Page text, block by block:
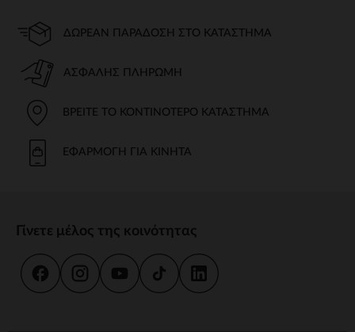
ΔΩΡΕΆΝ ΠΑΡΆΔΟΣΗ ΣΤΟ ΚΑΤΆΣΤΗΜΑ
ΑΣΦΑΛΉΣ ΠΛΗΡΩΜΉ
ΒΡΕΊΤΕ ΤΟ ΚΟΝΤΙΝΌΤΕΡΟ ΚΑΤΆΣΤΗΜΑ
ΕΦΑΡΜΟΓΉ ΓΙΑ ΚΙΝΗΤΆ
Γίνετε μέλος της κοινότητας